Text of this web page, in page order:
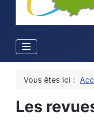
Vous êtes ici :
Les